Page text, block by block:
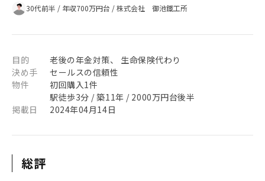
30代前半 / 年収700万円台 /株式会社 御池鐵工所
目的
老後の年金対策、 生命保険代わり
決め手
セールスの信頼性
物件
初回購入1件
駅徒歩3分 / 築11年 / 2000万円台後半
掲載日
2024年04月14日
総評